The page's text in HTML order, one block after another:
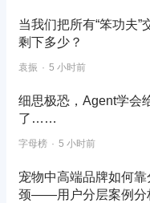
当我们把所有“笨功夫”
剩下多少？
袁振 5 小时前
细思极恐，Agent学会
了……
字母榜 5 小时前
宠物中高端品牌如何
颈——用户分层案例分